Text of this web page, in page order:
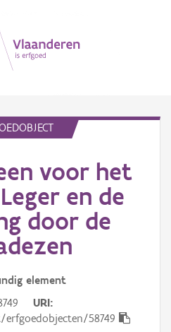
voor het
en de
door de
element
URI
58749